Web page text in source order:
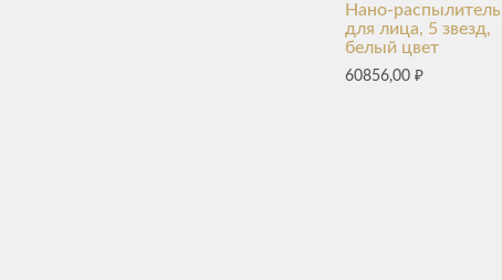
Нано-распылитель
для лица, 5 звезд,
белый цвет
60856,00 ₽